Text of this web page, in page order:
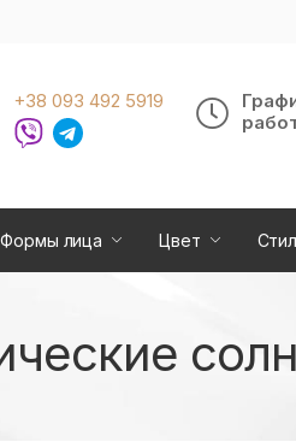
+38 093 492 5919
Формы лица Цвет